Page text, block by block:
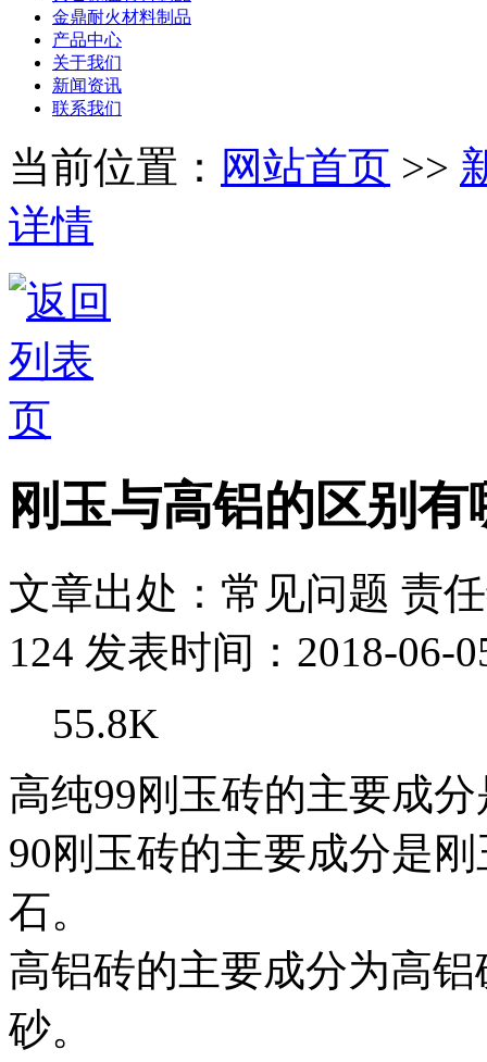
金鼎耐火材料制品
产品中心
关于我们
新闻资讯
联系我们
当前位置： 网站首页 >>
详情
刚玉与高铝的区别有
文章出处：常见问题 责
124 发表时间：2018-06-
55.8K
高纯99刚玉砖的主要成
90刚玉砖的主要成分是
石。
高铝砖的主要成分为高
砂。